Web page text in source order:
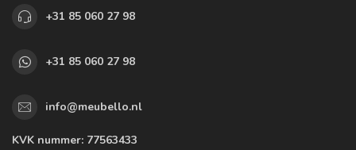
+31 85 060 27 98
+31 85 060 27 98
info@meubello.nl
KVK nummer: 77563433